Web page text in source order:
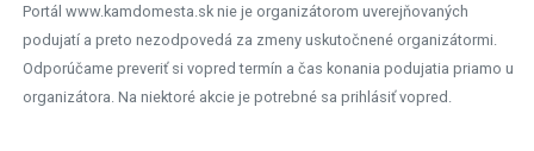
Portál www.kamdomesta.sk nie je organizátorom uverejňovaných
podujatí a preto nezodpovedá za zmeny uskutočnené organizátormi.
Odporúčame preveriť si vopred termín a čas konania podujatia priamo u
organizátora. Na niektoré akcie je potrebné sa prihlásiť vopred.